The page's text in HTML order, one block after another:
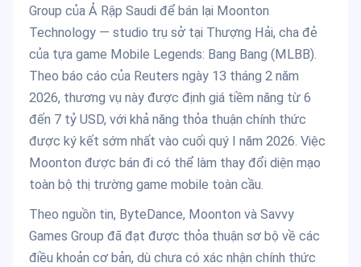
Group của Ả Rập Saudi để bán lại Moonton
Technology — studio trụ sở tại Thượng Hải, cha đẻ
của tựa game Mobile Legends: Bang Bang (MLBB).
Theo báo cáo của Reuters ngày 13 tháng 2 năm
2026, thương vụ này được định giá tiềm năng từ 6
đến 7 tỷ USD, với khả năng thỏa thuận chính thức
được ký kết sớm nhất vào cuối quý I năm 2026. Việc
Moonton được bán đi có thể làm thay đổi diện mạo
toàn bộ thị trường game mobile toàn cầu.
Theo nguồn tin, ByteDance, Moonton và Savvy
Games Group đã đạt được thỏa thuận sơ bộ về các
điều khoản cơ bản, dù chưa có xác nhận chính thức